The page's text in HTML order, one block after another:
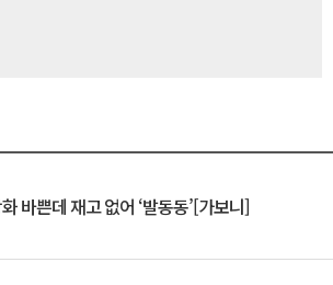
바쁜데 재고 없어 ‘발동동’[가보니]